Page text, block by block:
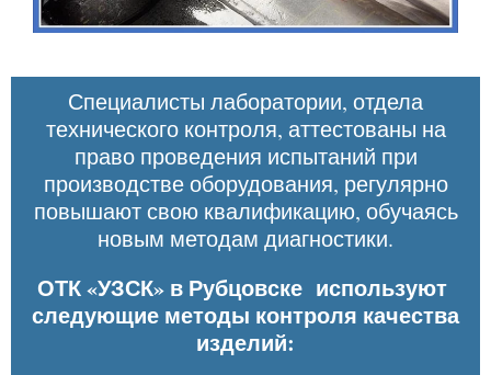
Специалисты лаборатории, отдела
технического контроля, аттестованы на
право проведения испытаний при
производстве оборудования, регулярно
повышают свою квалификацию, обучаясь
новым методам диагностики.
ОТК «УЗСК» в Рубцовске используют
следующие методы контроля качества
изделий: